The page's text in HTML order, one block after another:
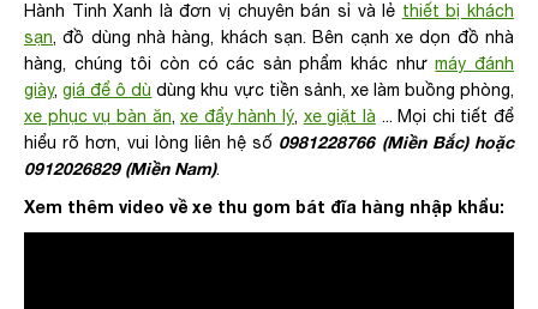
Hành Tinh Xanh là đơn vị chuyên bán sỉ và lẻ thiết bị khách
sạn, đồ dùng nhà hàng, khách sạn. Bên cạnh xe dọn đồ nhà
hàng, chúng tôi còn có các sản phẩm khác nhưmáy đánh
giày,giá để ô dù dùng khu vực tiền sảnh, xe làm buồng phòng,
xe phục vụ bàn ăn,xe đẩy hành lý, xe giặt là ... Mọi chi tiết để
hiểu rõ hơn, vui lòng liên hệ số 0981228766 (Miền Bắc) hoặc
0912026829 (Miền Nam).
Xem thêm video về xe thu gom bát đĩa hàng nhập khẩu: